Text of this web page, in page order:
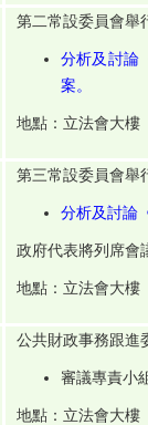
第二常設委員會舉
分析及討論
案。
地點：立法會大樓
第三常設委員會舉
分析及討論
政府代表將列席會
地點：立法會大樓
公共財政事務跟進
審議專責小
地點：立法會大樓